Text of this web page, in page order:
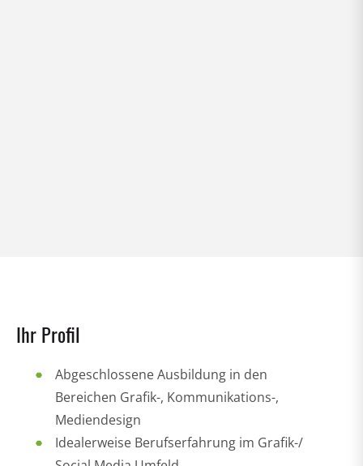
Ihr Profil
Abgeschlossene Ausbildung in den
Bereichen Grafik-, Kommunikations-,
Mediendesign
Idealerweise Berufserfahrung im Grafik-/